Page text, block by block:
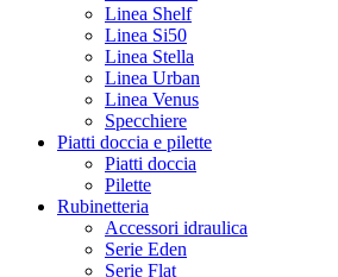
Linea Shelf
Linea Si50
Linea Stella
Linea Urban
Linea Venus
Specchiere
Piatti doccia e pilette
Piatti doccia
Pilette
Rubinetteria
Accessori idraulica
Serie Eden
Serie Flat